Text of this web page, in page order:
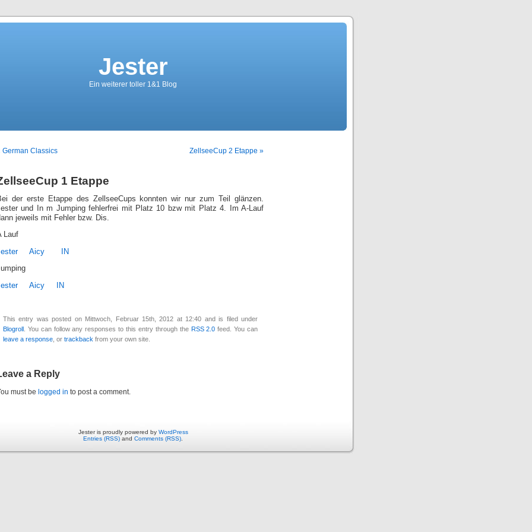
Jester
Ein weiterer toller 1&1 Blog
German Classics ZellseeCup 2 Etappe »
1 Etappe
der erste Etappe des ZellseeCups konnten wir nur zum Teil glänzen.
und In m Jumping fehlerfrei mit Platz 10 bzw mit Platz 4. Im A-Lauf
jeweils mit Fehler bzw. Dis.
Lauf
Aicy IN
Aicy IN
This entry was posted on Mittwoch, Februar 15th, 2012 at 12:40 and is filed under
Blogroll . You can follow any responses to this entry through the RSS 2.0 feed. You can
leave a response , or trackback from your own site.
a Reply
must be logged in to post a comment.
Jester is proudly powered by WordPress
Entries (RSS) and Comments (RSS)